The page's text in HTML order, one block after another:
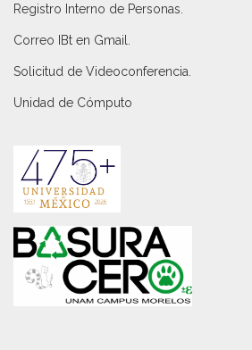
Registro Interno de Personas
Correo IBt en Gmail
Solicitud de Videoconferencia.
Unidad de Cómputo